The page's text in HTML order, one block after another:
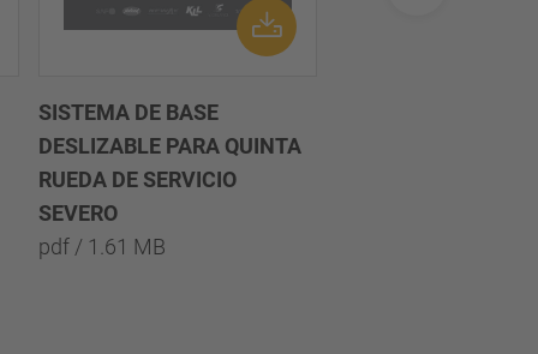
SISTEMA DE BASE
DESLIZABLE PARA QUINTA
RUEDA DE SERVICIO
SEVERO
pdf / 1.61 MB